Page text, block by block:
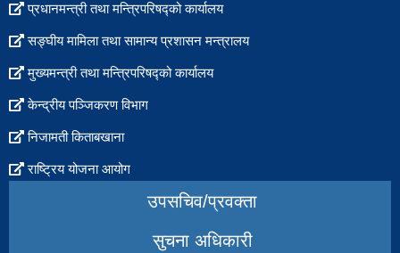
प्रधानमन्त्री तथा मन्त्रिपरिषद्को कार्यालय
सङ्घीय मामिला तथा सामान्य प्रशासन मन्त्रालय
मुख्यमन्त्री तथा मन्त्रिपरिषद्को कार्यालय
केन्द्रीय पञ्जिकरण विभाग
निजामती किताबखाना
राष्ट्रिय योजना आयोग
उपसचिव/प्रवक्ता
सुचना अधिकारी